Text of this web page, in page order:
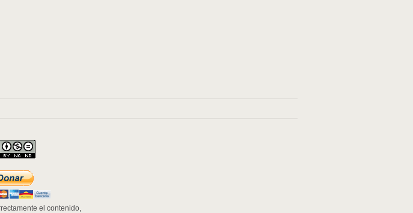
el contenido,